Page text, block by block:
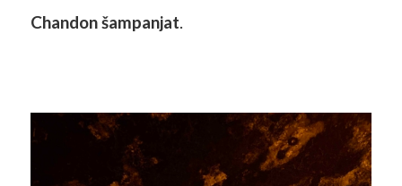
Chandon šampanjat.